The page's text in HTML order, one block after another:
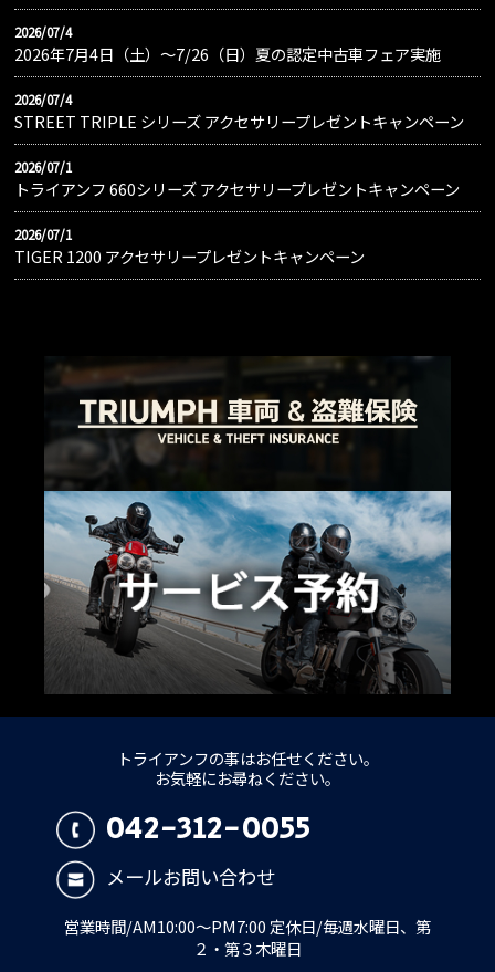
2026/07/4
2026年7月4日（土）〜7/26（日）夏の認定中古車フェア実施
2026/07/4
STREET TRIPLE シリーズ アクセサリープレゼントキャンペーン
2026/07/1
トライアンフ 660シリーズ アクセサリープレゼントキャンペーン
2026/07/1
TIGER 1200 アクセサリープレゼントキャンペーン
トライアンフの事はお任せください。
お気軽にお尋ねください。
042-312-0055
メールお問い合わせ
営業時間/AM10:00～PM7:00 定休日/毎週水曜日、第
２・第３木曜日